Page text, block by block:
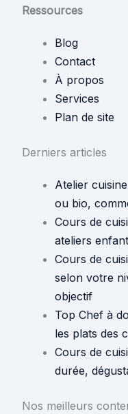
Ressources
Blog
Contact
À propos
Services
Plan de site
Derniers articles
Atelier
ou bio,
Cours de
ateliers
Cours de
selon votre
objectif
Top Chef à
les plats des
Cours de
durée,
Nos meilleurs